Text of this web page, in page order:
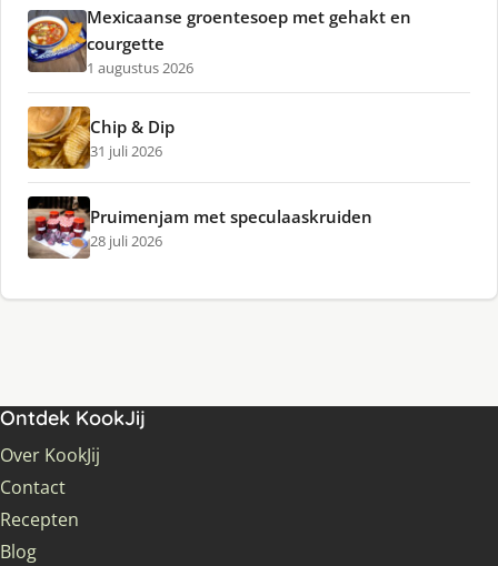
Mexicaanse groentesoep met gehakt en
courgette
1 augustus 2026
Chip & Dip
31 juli 2026
Pruimenjam met speculaaskruiden
28 juli 2026
Ontdek KookJij
Over KookJij
Contact
Recepten
Blog